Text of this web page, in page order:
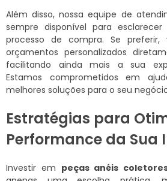
Além disso, nossa equipe de
sempre disponível para
processo de compra. Se preferir,
orçamentos personalizados
facilitando ainda mais a sua
Estamos comprometidos em
melhores soluções para o seu
Estratégias para
Performance da Sua
Investir em peças anéis